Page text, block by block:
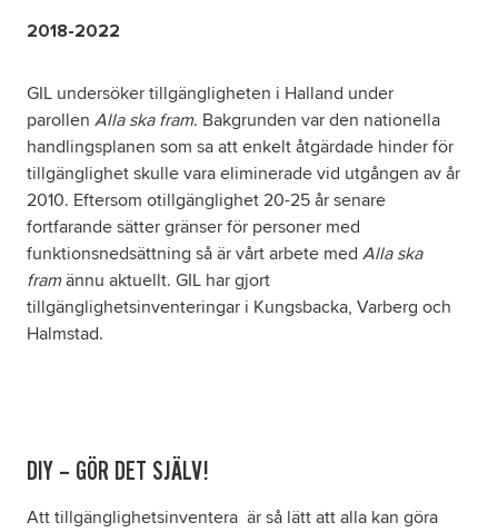
2018-2022
GIL undersöker tillgängligheten i Halland under
parollen Alla ska fram. Bakgrunden var den nationella
handlingsplanen som sa att enkelt åtgärdade hinder för
tillgänglighet skulle vara eliminerade vid utgången av år
2010. Eftersom otillgänglighet 20-25 år senare
fortfarande sätter gränser för personer med
funktionsnedsättning så är vårt arbete med Alla ska
framännu aktuellt. GIL har gjort
tillgänglighetsinventeringar i Kungsbacka, Varberg och
Halmstad.
DIY – GÖR DET SJÄLV!
Att tillgänglighetsinventera är så lätt att alla kan göra